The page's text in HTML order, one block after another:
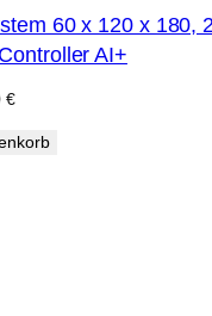
60 x 120 x 180,
AI+
€